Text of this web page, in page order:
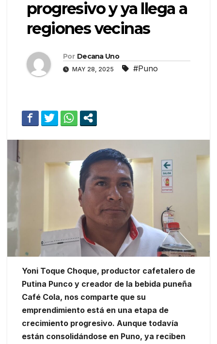
progresivo y ya llega a
regiones vecinas
Por Decana Uno
MAY 28, 2025 #Puno
Yoni Toque Choque, productor cafetalero de
Putina Punco y creador de la bebida puneña
Café Cola, nos comparte que su
emprendimiento está en una etapa de
crecimiento progresivo. Aunque todavía
están consolidándose en Puno, ya reciben